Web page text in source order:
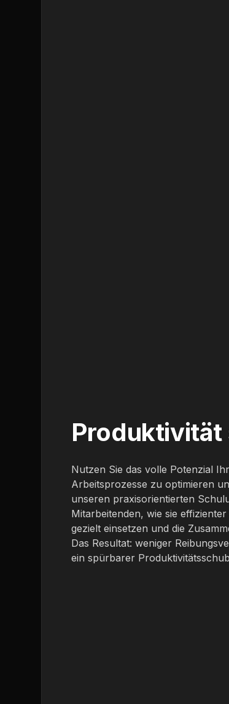
Produktivität
Nutzen Sie das volle Potenzial
Arbeitsprozesse zu optimieren
unseren praxisorientierten
Mitarbeitenden, wie sie
gezielt einsetzen und die
Das Resultat: weniger
ein spürbarer